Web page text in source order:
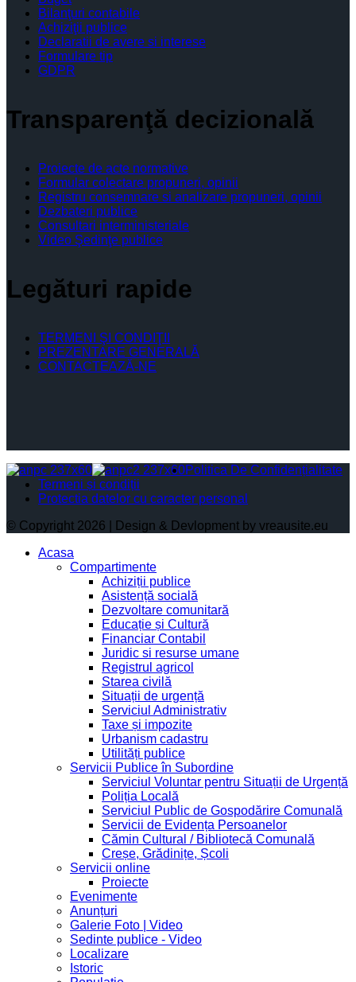
Bilanţuri contabile
Achiziţii publice
Declaratii de avere si interese
Formulare tip
GDPR
Transparenţă decizională
Proiecte de acte normative
Formular colectare propuneri, opinii
Registru consemnare si analizare propuneri, opinii
Dezbateri publice
Consultari interministeriale
Video Şedinţe publice
Legături rapide
TERMENI ŞI CONDIŢII
PREZENTARE GENERALĂ
CONTACTEAZĂ-NE
Politica De Confidențialitate
Termeni și condiții
Protectia datelor cu caracter personal
© Copyright 2026 | Design & Devlopment by vreausite.eu
Acasa
Compartimente
Achiziții publice
Asistență socială
Dezvoltare comunitară
Educație și Cultură
Financiar Contabil
Juridic si resurse umane
Registrul agricol
Starea civilă
Situații de urgență
Serviciul Administrativ
Taxe și impozite
Urbanism cadastru
Utilități publice
Servicii Publice în Subordine
Serviciul Voluntar pentru Situații de Urgență
Poliția Locală
Serviciul Public de Gospodărire Comunală
Servicii de Evidența Persoanelor
Cămin Cultural / Bibliotecă Comunală
Creșe, Grădinițe, Școli
Servicii online
Proiecte
Evenimente
Anunțuri
Galerie Foto | Video
Sedinte publice - Video
Localizare
Istoric